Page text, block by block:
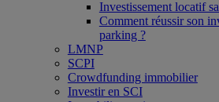
Investissement locatif
Comment réussir son
parking ?
LMNP
SCPI
Crowdfunding immobilier
Investir en SCI